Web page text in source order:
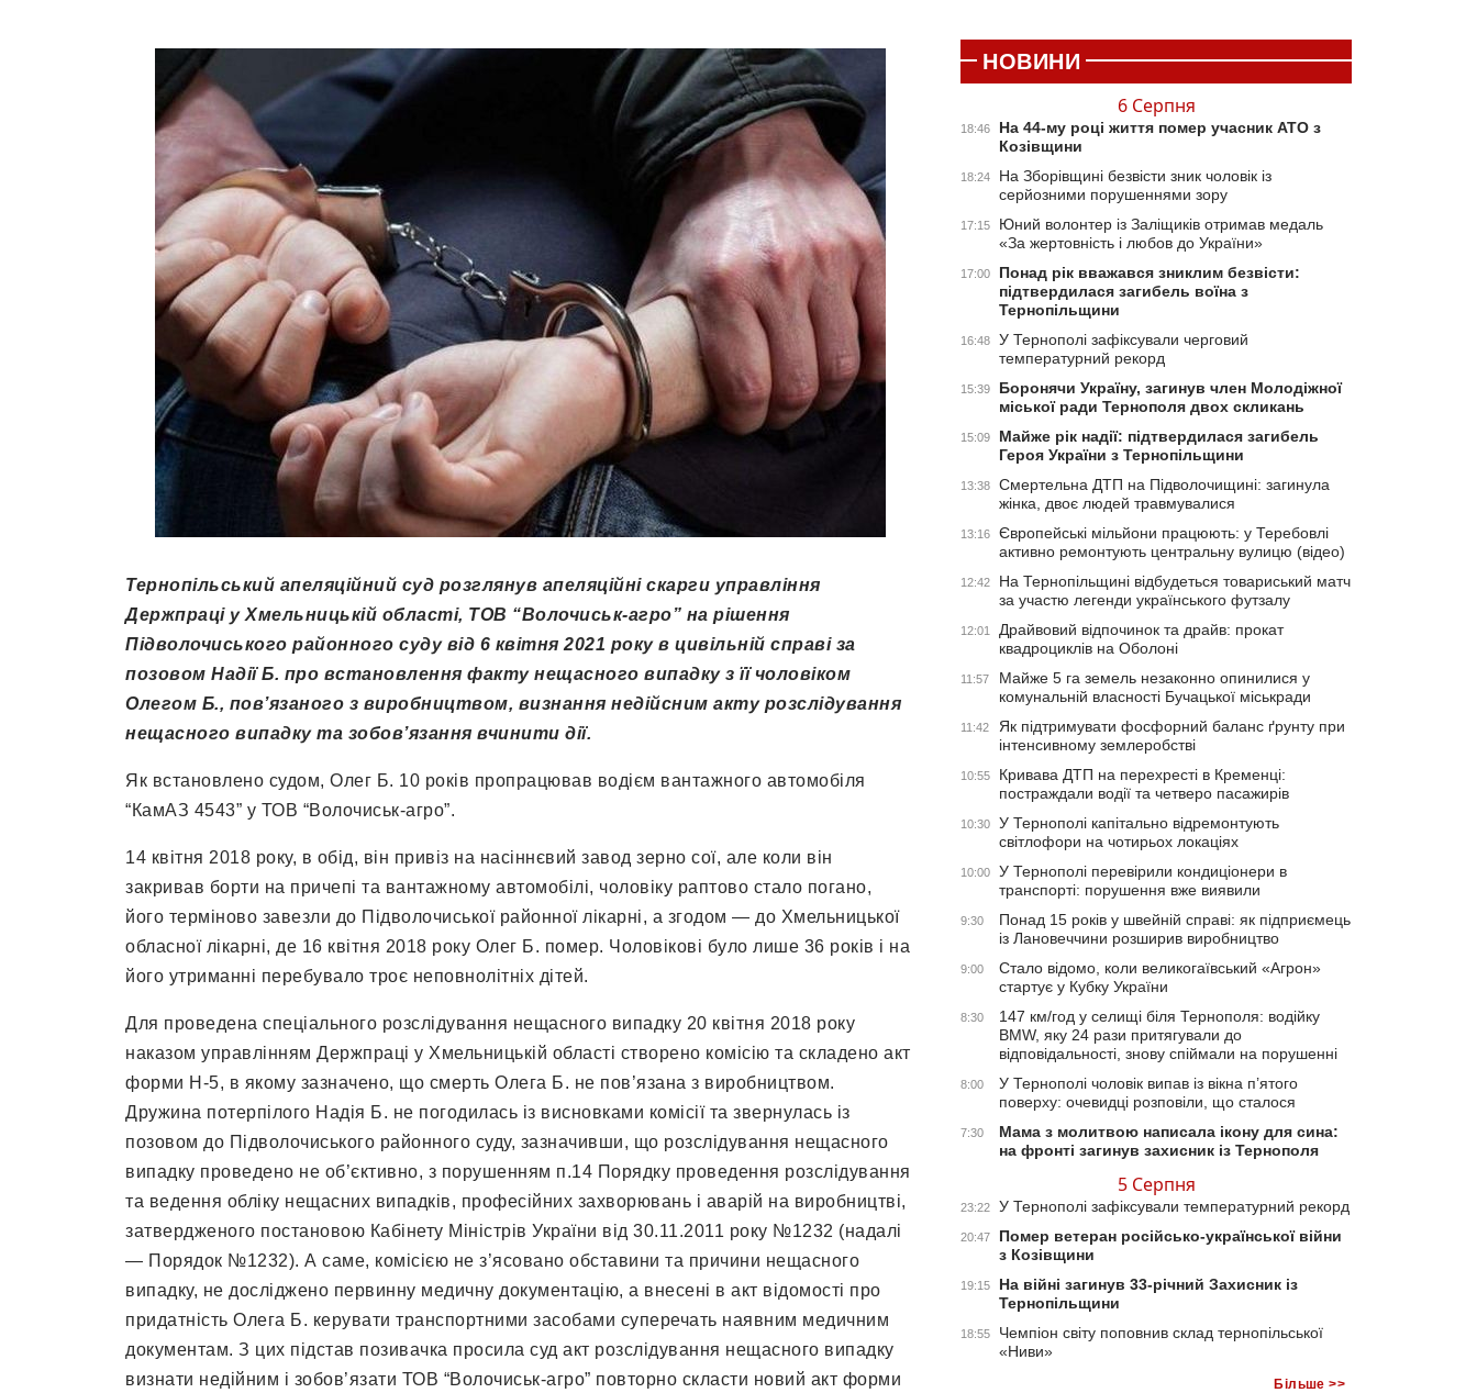
Тернопільський апеляційний суд розглянув апеляційні скарги управління
Держпраці у Хмельницькій області, ТОВ “Волочиськ-агро” на рішення
Підволочиського районного суду від 6 квітня 2021 року в цивільній справі за
позовом Надії Б. про встановлення факту нещасного випадку з її чоловіком
Олегом Б., пов’язаного з виробництвом, визнання недійсним акту розслідування
нещасного випадку та зобов’язання вчинити дії.
Як встановлено судом, Олег Б. 10 років пропрацював водієм вантажного автомобіля
“КамАЗ 4543” у ТОВ “Волочиськ-агро”.
14 квітня 2018 року, в обід, він привіз на насіннєвий завод зерно сої, але коли він
закривав борти на причепі та вантажному автомобілі, чоловіку раптово стало погано,
його терміново завезли до Підволочиської районної лікарні, а згодом — до Хмельницької
обласної лікарні, де 16 квітня 2018 року Олег Б. помер. Чоловікові було лише 36 років і на
його утриманні перебувало троє неповнолітніх дітей.
Для проведена спеціального розслідування нещасного випадку 20 квітня 2018 року
наказом управлінням Держпраці у Хмельницькій області створено комісію та складено акт
форми Н-5, в якому зазначено, що смерть Олега Б. не пов’язана з виробництвом.
Дружина потерпілого Надія Б. не погодилась із висновками комісії та звернулась із
позовом до Підволочиського районного суду, зазначивши, що розслідування нещасного
випадку проведено не об’єктивно, з порушенням п.14 Порядку проведення розслідування
та ведення обліку нещасних випадків, професійних захворювань і аварій на виробництві,
затвердженого постановою Кабінету Міністрів України від 30.11.2011 року №1232 (надалі
— Порядок №1232). А саме, комісією не з’ясовано обставини та причини нещасного
випадку, не досліджено первинну медичну документацію, а внесені в акт відомості про
придатність Олега Б. керувати транспортними засобами суперечать наявним медичним
документам. З цих підстав позивачка просила суд акт розслідування нещасного випадку
визнати недійним і зобов’язати ТОВ “Волочиськ-агро” повторно скласти новий акт форми
НОВИНИ
6 Серпня
18:46
На 44-му році життя помер учасник АТО з
Козівщини
18:24
На Зборівщині безвісти зник чоловік із
серйозними порушеннями зору
17:15
Юний волонтер із Заліщиків отримав медаль
«За жертовність і любов до України»
17:00
Понад рік вважався зниклим безвісти:
підтвердилася загибель воїна з
Тернопільщини
16:48
У Тернополі зафіксували черговий
температурний рекорд
15:39
Боронячи Україну, загинув член Молодіжної
міської ради Тернополя двох скликань
15:09
Майже рік надії: підтвердилася загибель
Героя України з Тернопільщини
13:38
Смертельна ДТП на Підволочищині: загинула
жінка, двоє людей травмувалися
13:16
Європейські мільйони працюють: у Теребовлі
активно ремонтують центральну вулицю (відео)
12:42
На Тернопільщині відбудеться товариський матч
за участю легенди українського футзалу
12:01
Драйвовий відпочинок та драйв: прокат
квадроциклів на Оболоні
11:57
Майже 5 га земель незаконно опинилися у
комунальній власності Бучацької міськради
11:42
Як підтримувати фосфорний баланс ґрунту при
інтенсивному землеробстві
10:55
Кривава ДТП на перехресті в Кременці:
постраждали водії та четверо пасажирів
10:30
У Тернополі капітально відремонтують
світлофори на чотирьох локаціях
10:00
У Тернополі перевірили кондиціонери в
транспорті: порушення вже виявили
9:30
Понад 15 років у швейній справі: як підприємець
із Лановеччини розширив виробництво
9:00
Стало відомо, коли великогаївський «Агрон»
стартує у Кубку України
8:30
147 км/год у селищі біля Тернополя: водійку
BMW, яку 24 рази притягували до
відповідальності, знову спіймали на порушенні
8:00
У Тернополі чоловік випав із вікна п’ятого
поверху: очевидці розповіли, що сталося
7:30
Мама з молитвою написала ікону для сина:
на фронті загинув захисник із Тернополя
5 Серпня
23:22 У Тернополі зафіксували температурний рекорд
20:47
Помер ветеран російсько-української війни
з Козівщини
19:15
На війні загинув 33-річний Захисник із
Тернопільщини
18:55
Чемпіон світу поповнив склад тернопільської
«Ниви»
Більше >>